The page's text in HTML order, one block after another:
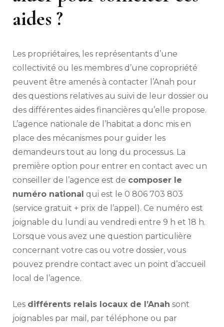
aides ?
Les propriétaires, les représentants d’une
collectivité ou les membres d’une copropriété
peuvent être amenés à contacter l’Anah pour
des questions relatives au suivi de leur dossier ou
des différentes aides financières qu’elle propose.
L’agence nationale de l’habitat a donc mis en
place des mécanismes pour guider les
demandeurs tout au long du processus. La
première option pour entrer en contact avec un
conseiller de l’agence est de composer le
numéro national qui est le 0 806 703 803
(service gratuit + prix de l’appel). Ce numéro est
joignable du lundi au vendredi entre 9 h et 18 h.
Lorsque vous avez une question particulière
concernant votre cas ou votre dossier, vous
pouvez prendre contact avec un point d’accueil
local de l’agence.
Les différents relais locaux de l’Anah sont
joignables par mail, par téléphone ou par